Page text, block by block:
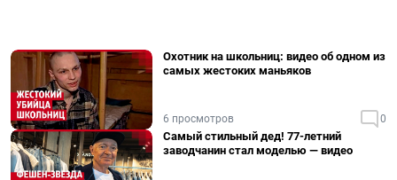
Охотник на школьниц: видео об одном из
самых жестоких маньяков
6 просмотров 0
Самый стильный дед! 77-летний
заводчанин стал моделью — видео